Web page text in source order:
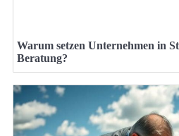
Warum setzen Unternehmen in
Beratung?